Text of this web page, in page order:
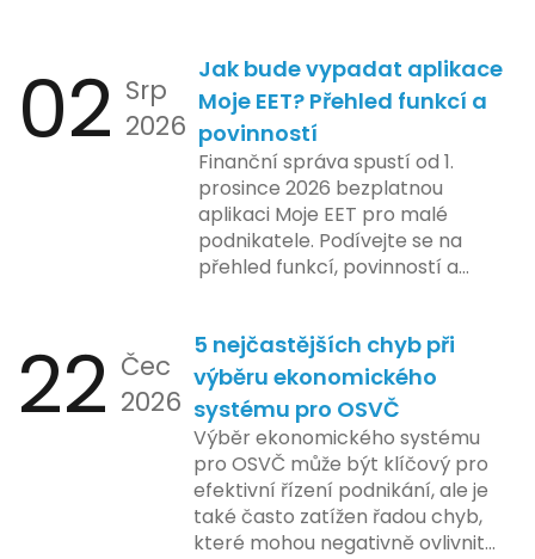
02 Srp
2026
Jak bude vypadat aplikace
Moje EET? Přehled funkcí a
povinností
Finanční správa spustí od 1.
prosince 2026 bezplatnou
aplikaci Moje EET pro malé
podnikatele. Podívejte se na
přehled funkcí, povinností a
22 Čec
2026
5 nejčastějších chyb při
výběru ekonomického
systému pro OSVČ
Výběr ekonomického systému
pro OSVČ může být klíčový pro
efektivní řízení podnikání, ale je
také často zatížen řadou chyb,
které mohou negativně ovlivnit